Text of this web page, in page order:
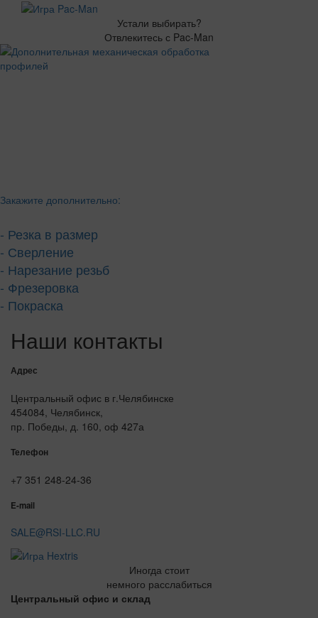
Устали выбирать?
Отвлекитесь с Pac-Man
Закажите дополнительно:
- Резка в размер
- Сверление
- Нарезание резьб
- Фрезеровка
- Покраска
Наши контакты
Адрес
Центральный офис в г.Челябинске
454084, Челябинск,
пр. Победы, д. 160, оф 427а
Телефон
+7 351 248-24-36
E-mail
SALE@RSI-LLC.RU
Иногда стоит
немного расслабиться
Центральный офис и склад